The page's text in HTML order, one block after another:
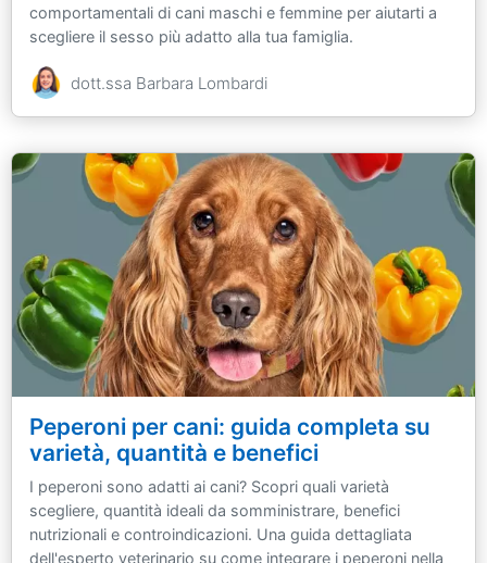
comportamentali di cani maschi e femmine per aiutarti a
scegliere il sesso più adatto alla tua famiglia.
dott.ssa Barbara Lombardi
Peperoni per cani: guida completa su
varietà, quantità e benefici
I peperoni sono adatti ai cani? Scopri quali varietà
scegliere, quantità ideali da somministrare, benefici
nutrizionali e controindicazioni. Una guida dettagliata
dell'esperto veterinario su come integrare i peperoni nella